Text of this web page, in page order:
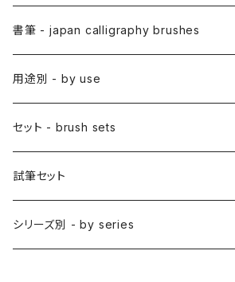
アニメ用線描筆
アニメ用平筆
絵手紙用筆 / ETEGAMI (pic letter)
彩色筆 / SAISHIKI (color)
面相筆 / MENSO (line,detail)
削用筆 / SAKUYO (all-purpose)
隈取筆 / KUMADORI (blur,color)
絵刷毛 / EBAKE (paint brushs)
日本画用絵刷毛
アニメ用絵刷毛
スリ込刷毛 / SURIKOMIBAKE (stencil)
差指刷毛 / SASHIBAKE (silk dyeing)
梵字筆 / BONJI-FUDE (sanskrit)
料理用刷毛 / RYORIBAKE(kitchen)
書筆 - japan calligraphy brushes
小筆
仮名用
禅シリーズ
用途別 - by use
日本画 - japanese-style painting
水墨画 - japanese ink paint/sumie
アニメ背景美術 - anime background art
セット - brush sets
試筆セット
シリーズ別 - by series